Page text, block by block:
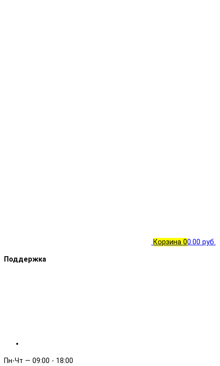
Корзина 00.00 руб.
Поддержка
Пн-Чт — 09:00 - 18:00